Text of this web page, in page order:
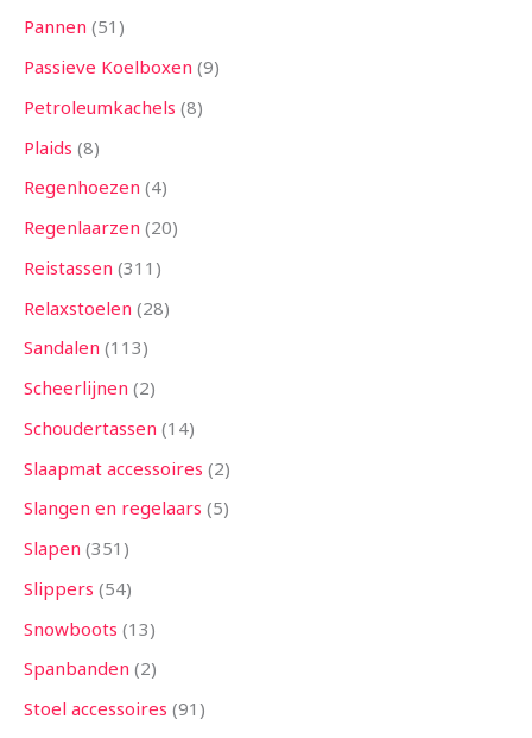
Pannen 51
Passieve Koelboxen 9
Petroleumkachels 8
Plaids 8
Regenhoezen 4
Regenlaarzen 20
Reistassen 311
Relaxstoelen 28
Sandalen 113
Scheerlijnen 2
Schoudertassen 14
Slaapmat accessoires 2
Slangen en regelaars 5
Slapen 351
Slippers 54
Snowboots 13
Spanbanden 2
Stoel accessoires 91